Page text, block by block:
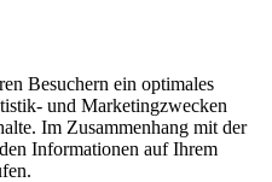
Besuchern ein optimales
und Marketingzwecken
Im Zusammenhang mit der
Informationen auf Ihrem